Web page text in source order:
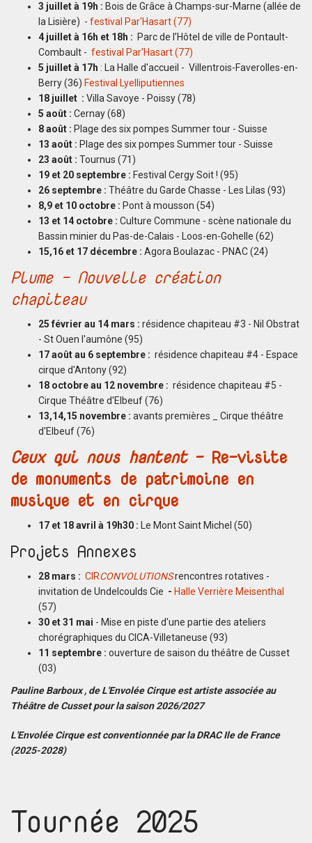
3 juillet à 19h : Bois de Grâce à Champs-sur-Marne (allée de
la Lisière) - festival Par'Hasart (77)
4 juillet à 16h et 18h : Parc de l’Hôtel de ville de Pontault-
Combault - festival Par'Hasart (77)
5 juilletà 17h : La Halle d'accueil - Villentrois-Faverolles-en-
Berry (36) Festival Lyelliputiennes
18 juillet : Villa Savoye - Poissy (78)
5 août : Cernay (68)
8 août : Plage des six pompes Summer tour - Suisse
13 août : Plage des six pompes Summer tour - Suisse
23 août : Tournus (71)
19 et 20 septembre : Festival Cergy Soit ! (95)
26 septembre : Théâtre du Garde Chasse - Les Lilas (93)
8,9 et 10 octobre : Pont à mousson (54)
13 et 14 octobre : Culture Commune - scène nationale du
Bassin minier du Pas-de-Calais - Loos-en-Gohelle (62)
15,16 et 17 décembre : Agora Boulazac - PNAC (24)
Plume - Nouvelle création
chapiteau
25 février au 14 mars : résidence chapiteau #3 - Nil Obstrat
- St Ouen l'aumône (95)
17 août au 6 septembre : résidence chapiteau #4 - Espace
cirque d'Antony (92)
18 octobre au 12 novembre : résidence chapiteau #5 -
Cirque Théâtre d'Elbeuf (76)
13,14,15 novembre : avants premières _ Cirque théâtre
d'Elbeuf (76)
Ceux qui nous hantent- Re-visite
de monuments de patrimoine en
musique et en cirque
17 et 18 avril à 19h30 : Le Mont Saint Michel (50)
Projets Annexes
28 mars : CIRCONVOLUTIONSrencontres rotatives -
invitation de Undelcoulds Cie - Halle Verrière Meisenthal
(57)
30 et 31 mai - Mise en piste d'une partie des ateliers
chorégraphiques du CICA-Villetaneuse (93)
11 septembre : ouverture de saison du théâtre de Cusset
(03)
Pauline Barboux , de L'Envolée Cirque est artiste associée au
Théâtre de Cusset pour la saison 2026/2027
L'Envolée Cirque est conventionnée par la DRAC Ile deFrance
(2025-2028)
Tournée 2025